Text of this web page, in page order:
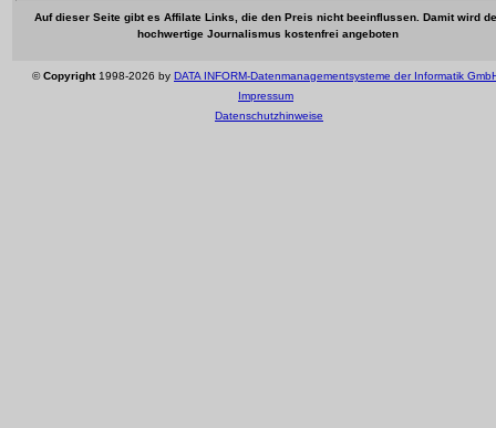
Auf dieser Seite gibt es Affilate Links, die den Preis nicht beeinflussen. Damit wird
hochwertige Journalismus kostenfrei angeboten
©Copyright1998-2026 by DATA INFORM-Datenmanagementsysteme der Informatik
Impressum
Datenschutzhinweise